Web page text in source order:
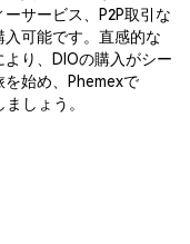
サービス、P2P取引な
可能です。直感的な
り、DIOの購入がシー
始め、Phemexで
しょう。